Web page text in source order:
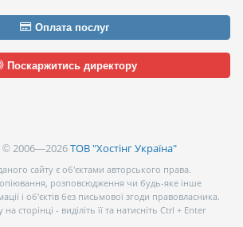
Оплата послуг
Поскаржитись директору
© 2006—2026ТОВ "Хостінг Україна"
сайту є об’єктами авторського права.
розповсюдження чи будь-яке інше
і об’єктів без письмової згоди правовласника.
сторінці - виділіть її та натисніть Ctrl + Enter